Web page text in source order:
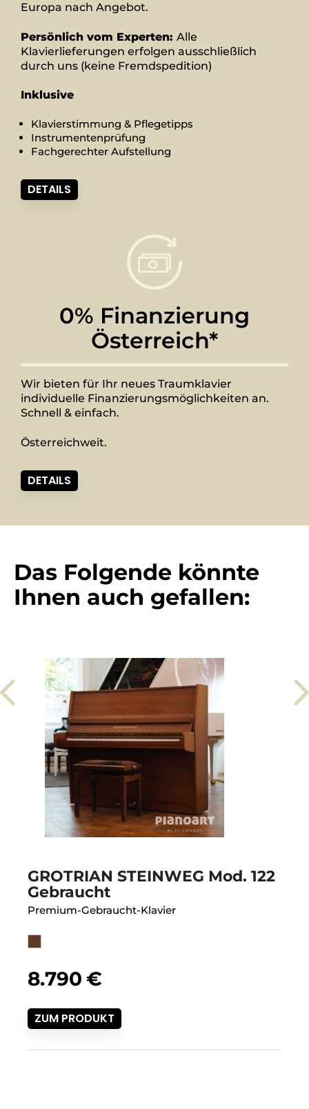
Europa nach Angebot.
Persönlich vom Experten: Alle
Klavierlieferungen erfolgen ausschließlich
durch uns (keine Fremdspedition)
Inklusive
Klavierstimmung & Pflegetipps
Instrumentenprüfung
Fachgerechter Aufstellung
DETAILS
0% Finanzierung
Österreich*
Wir bieten für Ihr neues Traumklavier
individuelle Finanzierungsmöglichkeiten an.
Schnell & einfach.
Österreichweit.
DETAILS
Das Folgende könnte
Ihnen auch gefallen:
GROTRIAN STEINWEG Mod. 122
Gebraucht
Premium-Gebraucht-Klavier
8.790 €
ZUM PRODUKT